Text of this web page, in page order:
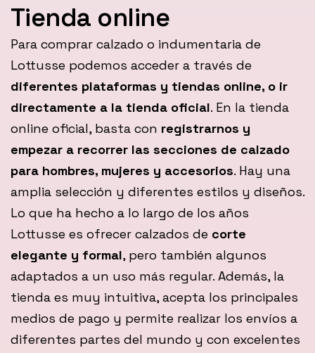
Tienda online
Para comprar calzado o indumentaria de
Lottusse podemos acceder a través de
diferentes plataformas y tiendas online, o ir
directamente a la tienda oficial. En la tienda
online oficial, basta con registrarnos y
empezar a recorrer las secciones de calzado
para hombres, mujeres y accesorios. Hay una
amplia selección y diferentes estilos y diseños.
Lo que ha hecho a lo largo de los años
Lottusse es ofrecer calzados de corte
elegante y formal, pero también algunos
adaptados a un uso más regular. Además, la
tienda es muy intuitiva, acepta los principales
medios de pago y permite realizar los envíos a
diferentes partes del mundo y con excelentes